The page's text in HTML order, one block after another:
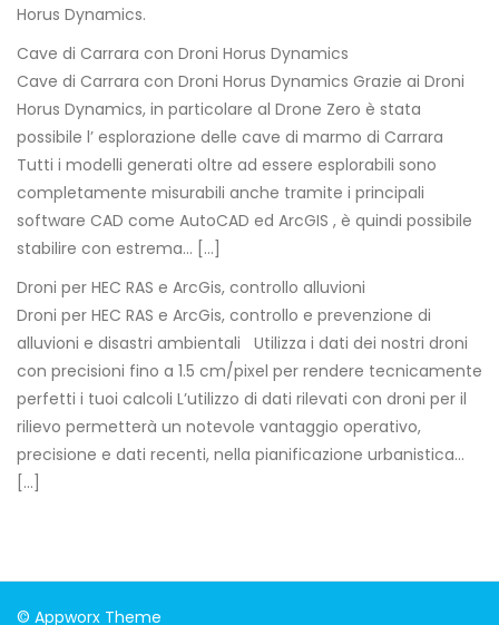
Horus Dynamics.
Cave di Carrara con Droni Horus Dynamics
Cave di Carrara con Droni Horus Dynamics Grazie ai Droni
Horus Dynamics, in particolare al Drone Zero è stata
possibile l’ esplorazione delle cave di marmo di Carrara
Tutti i modelli generati oltre ad essere esplorabili sono
completamente misurabili anche tramite i principali
software CAD come AutoCAD ed ArcGIS , è quindi possibile
stabilire con estrema… […]
Droni per HEC RAS e ArcGis, controllo alluvioni
Droni per HEC RAS e ArcGis, controllo e prevenzione di
alluvioni e disastri ambientali Utilizza i dati dei nostri droni
con precisioni fino a 1.5 cm/pixel per rendere tecnicamente
perfetti i tuoi calcoli L’utilizzo di dati rilevati con droni per il
rilievo permetterà un notevole vantaggio operativo,
precisione e dati recenti, nella pianificazione urbanistica…
[…]
© Appworx Theme